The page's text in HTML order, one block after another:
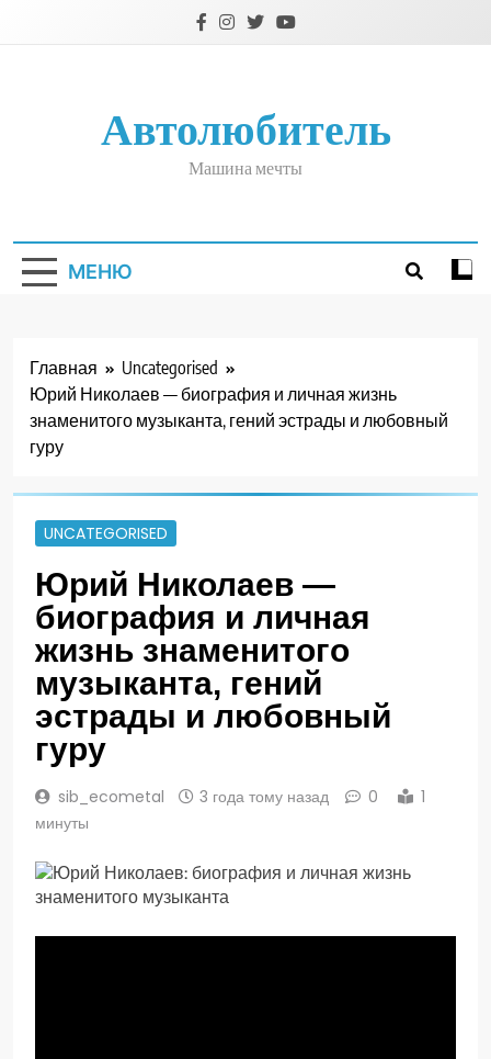
Автолюбитель
Машина мечты
МЕНЮ
Главная
Uncategorised
Юрий Николаев — биография и личная жизнь
знаменитого музыканта, гений эстрады и любовный
гуру
UNCATEGORISED
Юрий Николаев —
биография и личная
жизнь знаменитого
музыканта, гений
эстрады и любовный
гуру
sib_ecometal 3 года тому назад 0
1
минуты